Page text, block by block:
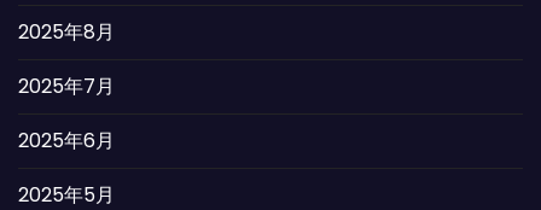
2025年8月
2025年7月
2025年6月
2025年5月